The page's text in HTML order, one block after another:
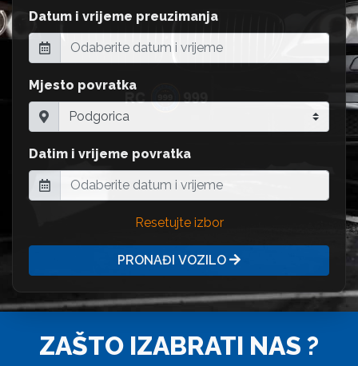
Datum i vrijeme preuzimanja
Mjesto povratka
Datim i vrijeme povratka
Resetujte izbor
PRONAĐI VOZILO
ZAŠTO IZABRATI NAS ?